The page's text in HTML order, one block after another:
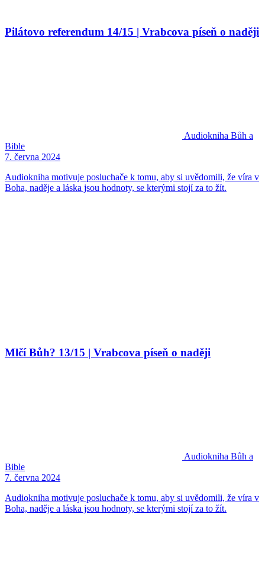
Pilátovo referendum 14/15 | Vrabcova píseň o naději
Audiokniha Bůh a
Bible
7. června 2024
Audiokniha motivuje posluchače k tomu, aby si uvědomili, že víra v
Boha, naděje a láska jsou hodnoty, se kterými stojí za to žít.
Mlčí Bůh? 13/15 | Vrabcova píseň o naději
Audiokniha Bůh a
Bible
7. června 2024
Audiokniha motivuje posluchače k tomu, aby si uvědomili, že víra v
Boha, naděje a láska jsou hodnoty, se kterými stojí za to žít.